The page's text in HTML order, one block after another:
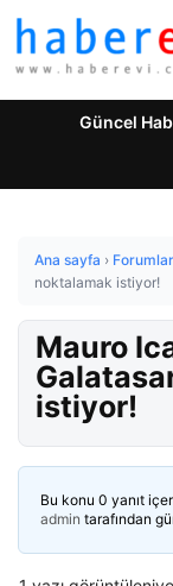
Güncel
Ana sayfa › Forumlar
noktalamak istiyor!
Mauro
istiyor!
Bu konu 0 yanıt
admin tarafından